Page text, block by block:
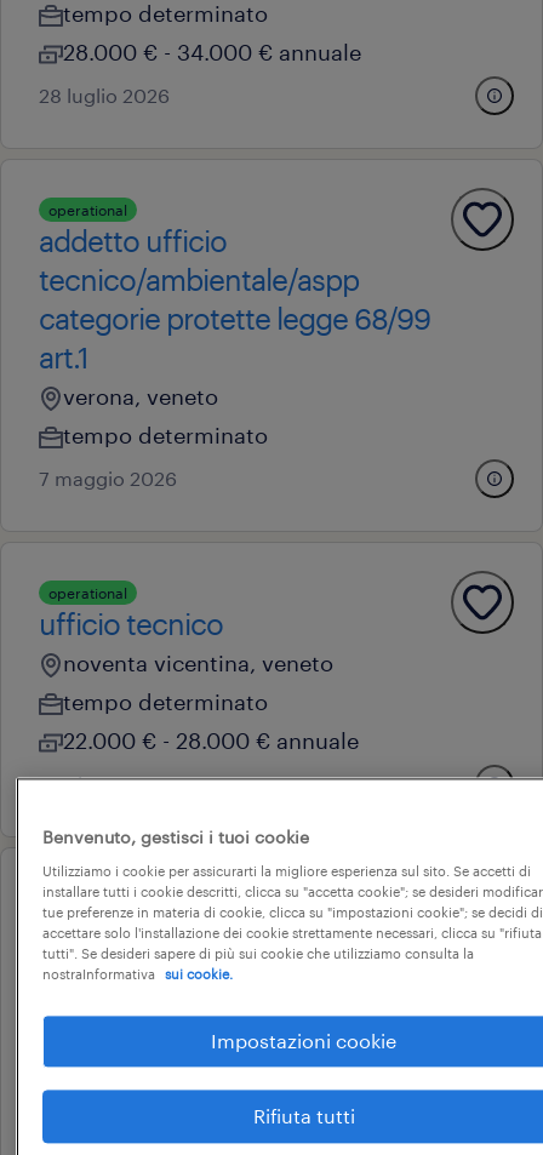
tempo determinato
28.000 € - 34.000 € annuale
28 luglio 2026
operational
addetto ufficio
tecnico/ambientale/aspp
categorie protette legge 68/99
art.1
verona, veneto
tempo determinato
7 maggio 2026
operational
ufficio tecnico
noventa vicentina, veneto
tempo determinato
22.000 € - 28.000 € annuale
24 giugno 2026
operational
geometra con partita iva
(f/m/nb)
altre tipologie contrattuali
22.000 € - 28.000 € annuale
Benvenuto, gestisci i tuoi cookie
Utilizziamo i cookie per assicurarti la migliore esperienza sul sito. Se accetti di
installare tutti i cookie descritti, clicca su "accetta cookie"; se desideri
tue preferenze in materia di cookie, clicca su "impostazioni cookie"; se decidi di
accettare solo l'installazione dei cookie strettamente necessari, clicca su "rifiuta
tutti". Se desideri sapere di più sui cookie che utilizziamo consulta la
nostraInformativa
sui cookie.
Impostazioni cookie
Rifiuta tutti